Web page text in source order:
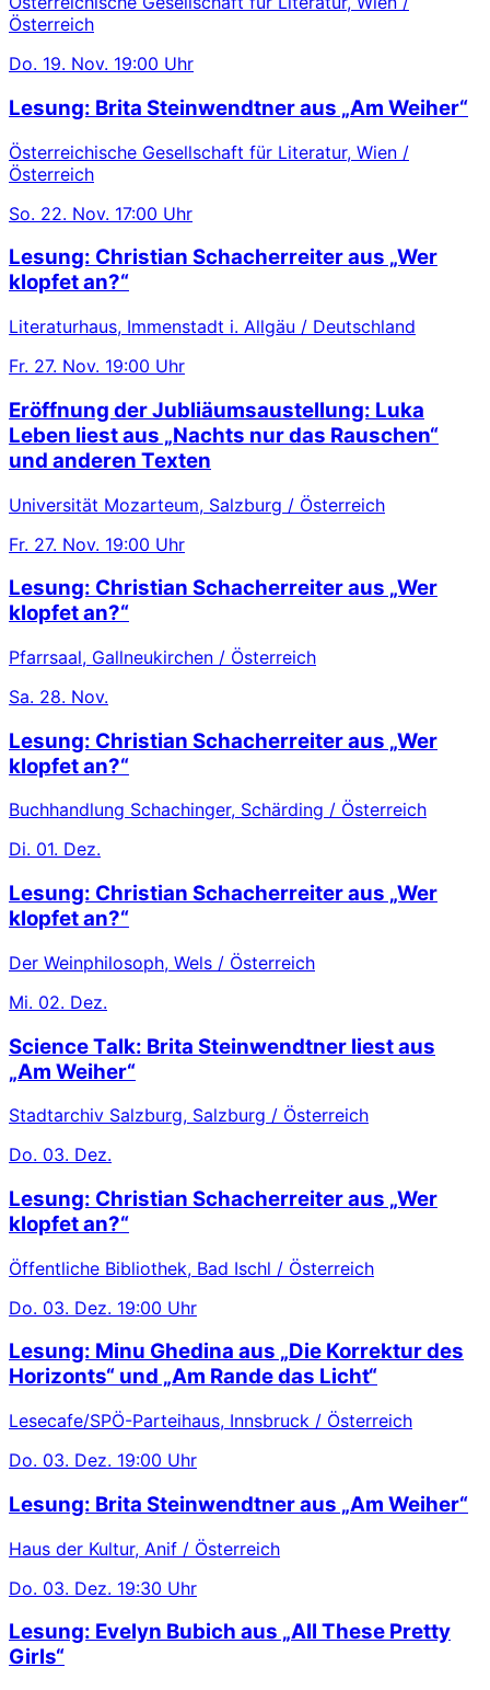
Österreich
Do. 19. Nov. 19:00 Uhr
Lesung: Brita Steinwendtner aus „Am Weiher“
Österreichische Gesellschaft für Literatur, Wien /
Österreich
So. 22. Nov. 17:00 Uhr
Lesung: Christian Schacherreiter aus „Wer
klopfet an?“
Literaturhaus, Immenstadt i. Allgäu / Deutschland
Fr. 27. Nov. 19:00 Uhr
Eröffnung der Jubliäumsaustellung: Luka
Leben liest aus „Nachts nur das Rauschen“
und anderen Texten
Universität Mozarteum, Salzburg / Österreich
Fr. 27. Nov. 19:00 Uhr
Lesung: Christian Schacherreiter aus „Wer
klopfet an?“
Pfarrsaal, Gallneukirchen / Österreich
Sa. 28. Nov.
Lesung: Christian Schacherreiter aus „Wer
klopfet an?“
Buchhandlung Schachinger, Schärding / Österreich
Di. 01. Dez.
Lesung: Christian Schacherreiter aus „Wer
klopfet an?“
Der Weinphilosoph, Wels / Österreich
Mi. 02. Dez.
Science Talk: Brita Steinwendtner liest aus
„Am Weiher“
Stadtarchiv Salzburg, Salzburg / Österreich
Do. 03. Dez.
Lesung: Christian Schacherreiter aus „Wer
klopfet an?“
Öffentliche Bibliothek, Bad Ischl / Österreich
Do. 03. Dez. 19:00 Uhr
Lesung: Minu Ghedina aus „Die Korrektur des
Horizonts“ und „Am Rande das Licht“
Lesecafe/SPÖ-Parteihaus, Innsbruck / Österreich
Do. 03. Dez. 19:00 Uhr
Lesung: Brita Steinwendtner aus „Am Weiher“
Haus der Kultur, Anif / Österreich
Do. 03. Dez. 19:30 Uhr
Lesung: Evelyn Bubich aus „All These Pretty
Girls“